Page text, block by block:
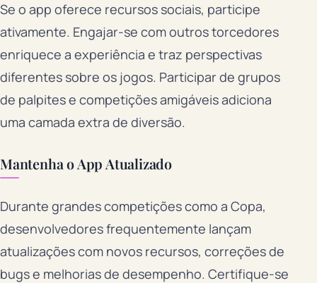
Se o app oferece recursos sociais, participe
ativamente. Engajar-se com outros torcedores
enriquece a experiência e traz perspectivas
diferentes sobre os jogos. Participar de grupos
de palpites e competições amigáveis adiciona
uma camada extra de diversão.
Mantenha o App Atualizado
Durante grandes competições como a Copa,
desenvolvedores frequentemente lançam
atualizações com novos recursos, correções de
bugs e melhorias de desempenho. Certifique-se